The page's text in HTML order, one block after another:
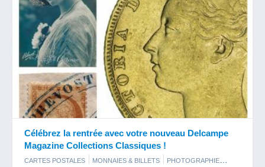
Célébrez la rentrée avec votre nouveau Delcampe
Magazine Collections Classiques !
CARTES POSTALES MONNAIES & BILLETS
PHOTOGRAPHIE